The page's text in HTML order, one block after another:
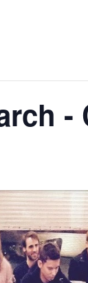
KUPROWSKI -